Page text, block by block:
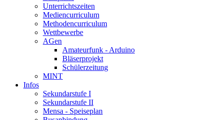
Unterrichtszeiten
Mediencurriculum
Methodencurriculum
Wettbewerbe
AGen
Amateurfunk - Arduino
Bläserprojekt
Schülerzeitung
MINT
Infos
Sekundarstufe I
Sekundarstufe II
Mensa - Speiseplan